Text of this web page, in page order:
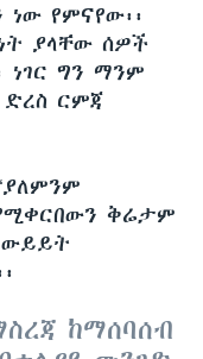
የምናየው፡፡
ያላቸው ሰዎች
ነገር ግን ማንም
ርምጃ
ቅሬታም
ውይይት
ከማሰባሰብ